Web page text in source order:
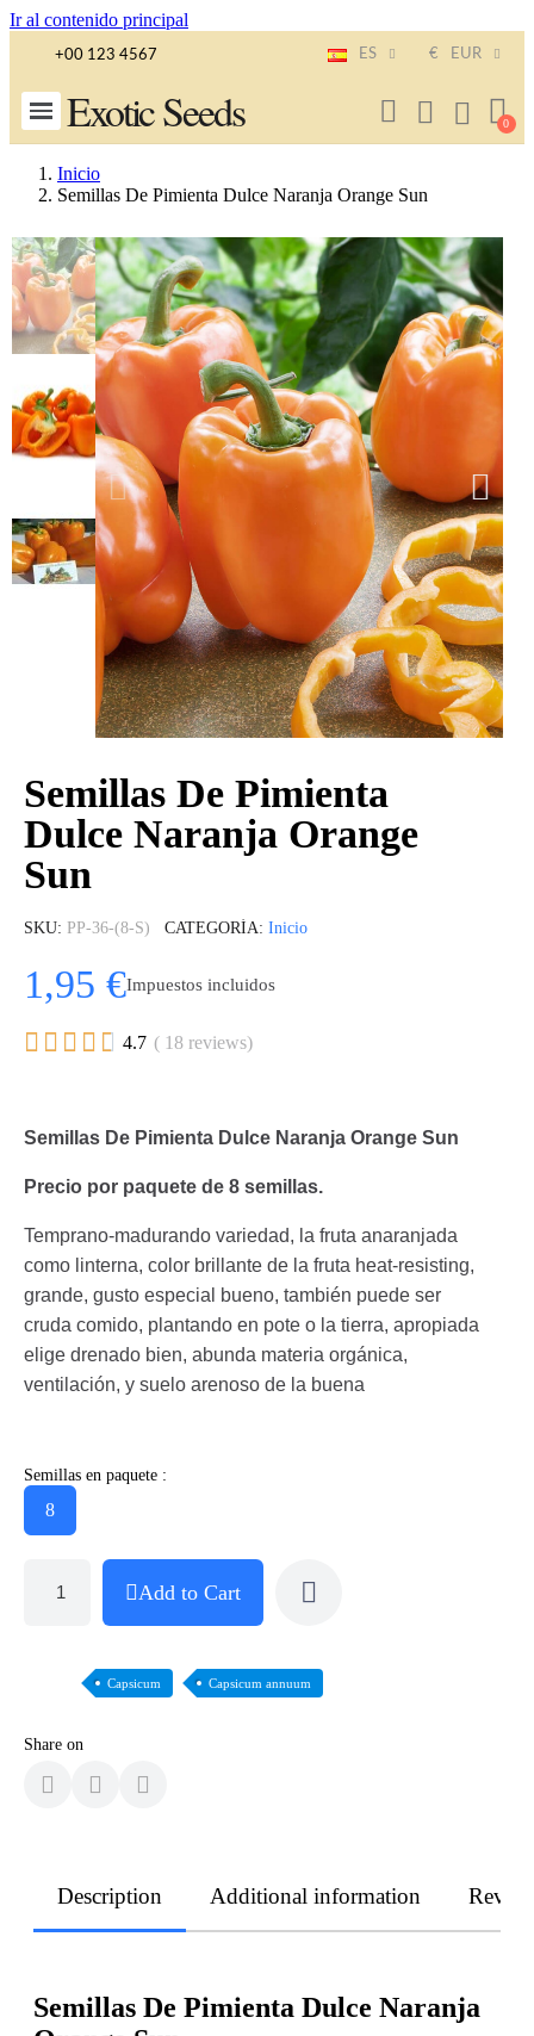
Ir al contenido principal
+00 123 4567 ES € EUR
Exotic Seeds
Inicio
Semillas De Pimienta Dulce Naranja Orange Sun
Semillas De Pimienta
Dulce Naranja Orange
Sun
SKU PP-36-(8-S) CATEGORÍA Inicio
1,95 €Impuestos incluidos
     4.7 ( 18 reviews)
Semillas De Pimienta Dulce Naranja Orange Sun
Precio por paquete de 8 semillas.
Temprano-madurando variedad, la fruta anaranjada
como linterna, color brillante de la fruta heat-resisting,
grande, gusto especial bueno, también puede ser
cruda comido, plantando en pote o la tierra, apropiada
elige drenado bien, abunda materia orgánica,
ventilación, y suelo arenoso de la buena
Semillas en paquete :
8
Add to Cart
Capsicum Capsicum annuum
Share on
Description Additional information
Semillas De Pimienta Dulce Naranja